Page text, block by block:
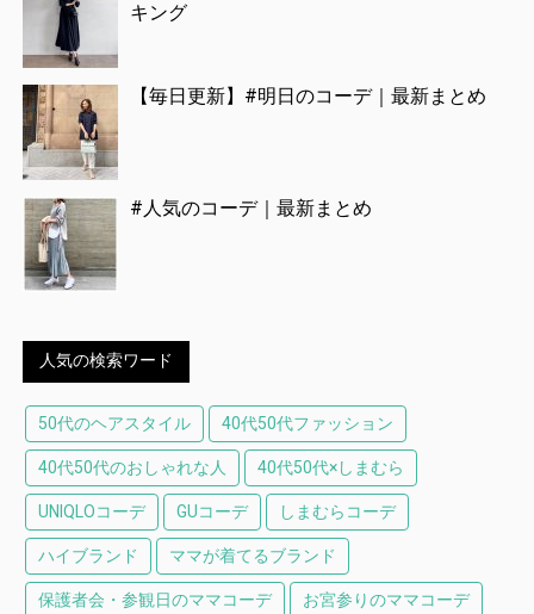
キング
【毎日更新】#明日のコーデ｜最新まとめ
#人気のコーデ｜最新まとめ
人気の検索ワード
50代のヘアスタイル 40代50代ファッション
40代50代のおしゃれな人 40代50代×しまむら
UNIQLOコーデ GUコーデ しまむらコーデ
ハイブランド ママが着てるブランド
保護者会・参観日のママコーデ お宮参りのママコーデ